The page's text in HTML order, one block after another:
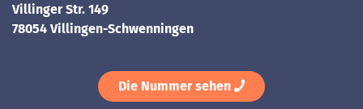
Villinger Str. 149
78054 Villingen-Schwenningen
Die Nummer sehen